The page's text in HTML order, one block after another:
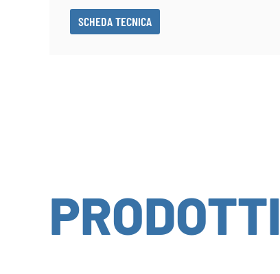
SCHEDA TECNICA
PRODOTTI